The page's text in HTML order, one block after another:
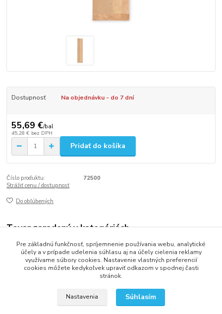
Dostupnosť Na objednávku - do 7 dní
55,69 €/bal
45,28 € bez DPH
Pridať do košíka
Číslo produktu:
72500
Strážiť cenu / dostupnosť
Do obľúbených
Tovar zaradený v kategóriách
VRECKÁ
2013 - 2025 LOVITECH, s.r.o. - Už 12 rokov s Vami...
Pre základnú funkčnosť, spríjemnenie používania webu, analytické
účely a v prípade udelenia súhlasu aj na účely cielenia reklamy
využívame súbory cookies. Nastavenie vlastných preferencií
cookies môžete kedykoľvek upraviť odkazom v spodnej časti
stránok.
Nastavenia Súhlasím